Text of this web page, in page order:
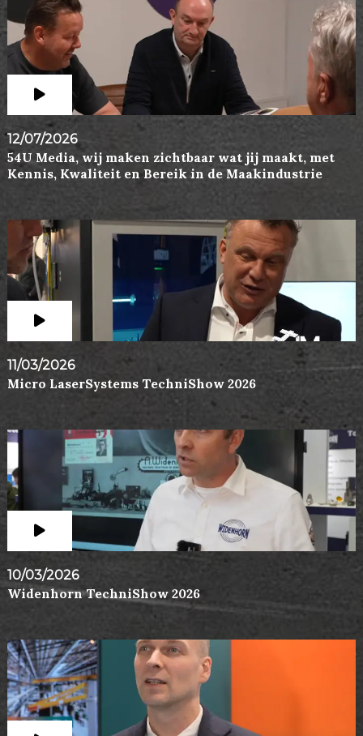
12/07/2026
54U Media, wij maken zichtbaar wat jij maakt, met
Kennis, Kwaliteit en Bereik in de Maakindustrie
11/03/2026
Micro LaserSystems TechniShow 2026
10/03/2026
Widenhorn TechniShow 2026